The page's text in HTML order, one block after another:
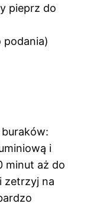
pieprz do
podania)
i
minut aż do
zetrzyj na